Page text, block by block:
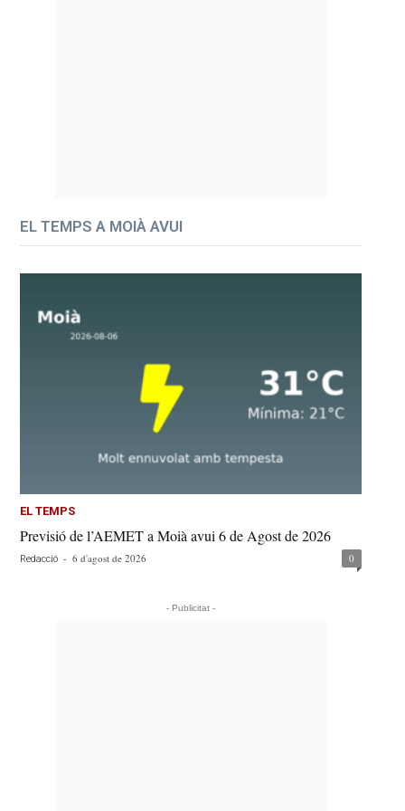
EL TEMPS A MOIÀ AVUI
EL TEMPS
Previsió de l’AEMET a Moià avui 6 de Agost de 2026
Redacció - 6 d'agost de 2026 0
- Publicitat -